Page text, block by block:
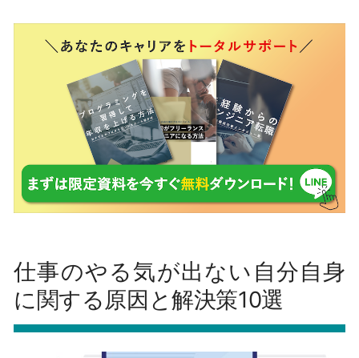
仕事のやる気が出ない自分自身
に関する原因と解決策10選